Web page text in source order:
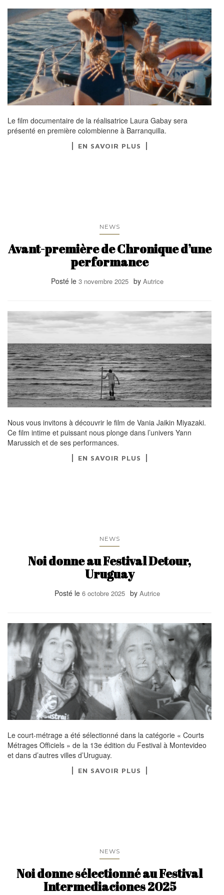
Le film documentaire de la réalisatrice Laura Gabay sera
présenté en première colombienne à Barranquilla.
EN SAVOIR PLUS
NEWS
Avant-première de Chronique d’une
performance
Posté le 3 novembre 2025 by Autrice
Nous vous invitons à découvrir le film de Vania Jaikin Miyazaki.
Ce film intime et puissant nous plonge dans l’univers Yann
Marussich et de ses performances.
EN SAVOIR PLUS
NEWS
Noi donne au Festival Detour,
Uruguay
Posté le 6 octobre 2025 by Autrice
Le court-métrage a été sélectionné dans la catégorie « Courts
Métrages Officiels » de la 13e édition du Festival à Montevideo
et dans d’autres villes d’Uruguay.
EN SAVOIR PLUS
NEWS
Noi donne sélectionné au Festival
Intermediaciones 2025